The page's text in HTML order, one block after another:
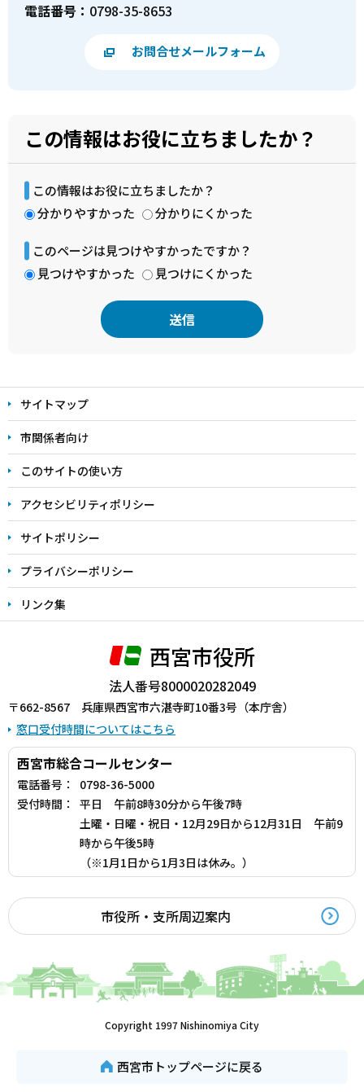
電話番号： 0798-35-8653
お問合せメールフォーム
この情報はお役に立ちましたか？
この情報はお役に立ちましたか？
分かりやすかった
分かりにくかった
このページは見つけやすかったですか？
見つけやすかった
見つけにくかった
文
こ
こ
ま
で
サイトマップ
市関係者向け
このサイトの使い方
アクセシビリティポリシー
サイトポリシー
プライバシーポリシー
リンク集
西宮市役所
法人番号8000020282049
〒662-8567 兵庫県西宮市六湛寺町10番3号（本庁舎）
窓口受付時間についてはこちら
西宮市総合コールセンター
電話番号：
0798-36-5000
受付時間：
平日 午前8時30分から午後7時
土曜・日曜・祝日・12月29日から12月31日 午前9
時から午後5時
（※1月1日から1月3日は休み。）
市役所・支所周辺案内
Copyright 1997 Nishinomiya City
西宮市トップページに戻る